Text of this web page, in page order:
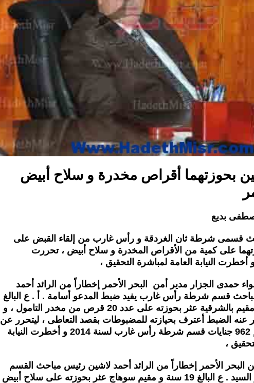
بحوزتهما أقراص مخدرة و سلاح أبيض
بديع
قسمى شرطة ثان الغردقة و رأس غارب من إلقاء القبض على
على كمية من الأقراص المخدرة و سلاح أبيض ، تحررت
أخطرت النيابة العامة لمباشرة التحقيق ،
حمدى الجزار مدير أمن البحر الأحمر إخطاراً من الرائد أحمد
قسم شرطة رأس غارب يفيد ضبط المدعو أسامة . أ . ع البالغ
25 سنة عاطل و مقيم بالشرقية عثر بحوزته على عدد 20 قرص من مخدر التامول ، و
عنه الضبط أعترف بحيازته للمضبوطات بقصد التعاطى ، ليتحرر عن
ذلك المحضر رقم 962 جنايات قسم شرطة رأس غارب لسنة 2014 و أخطرت النيابة
،
البحر الأحمر إخطاراً من الرائد أحمد لاشين رئيس مباحث القسم
يفيد ضبط المدعو السيد . ع البالغ 19 سنة و مقيم سوهاج عثر بحوزته على سلاح أبيض